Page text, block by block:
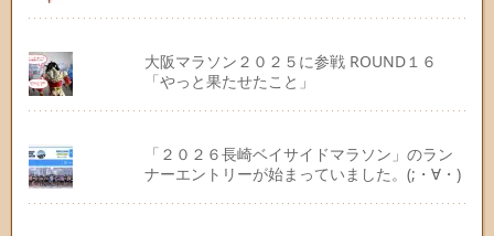
大阪マラソン２０２５に参戦 ROUND１６
「やっと果たせたこと」
「２０２６長崎ベイサイドマラソン」のラン
ナーエントリーが始まっていました。(;・∀・)